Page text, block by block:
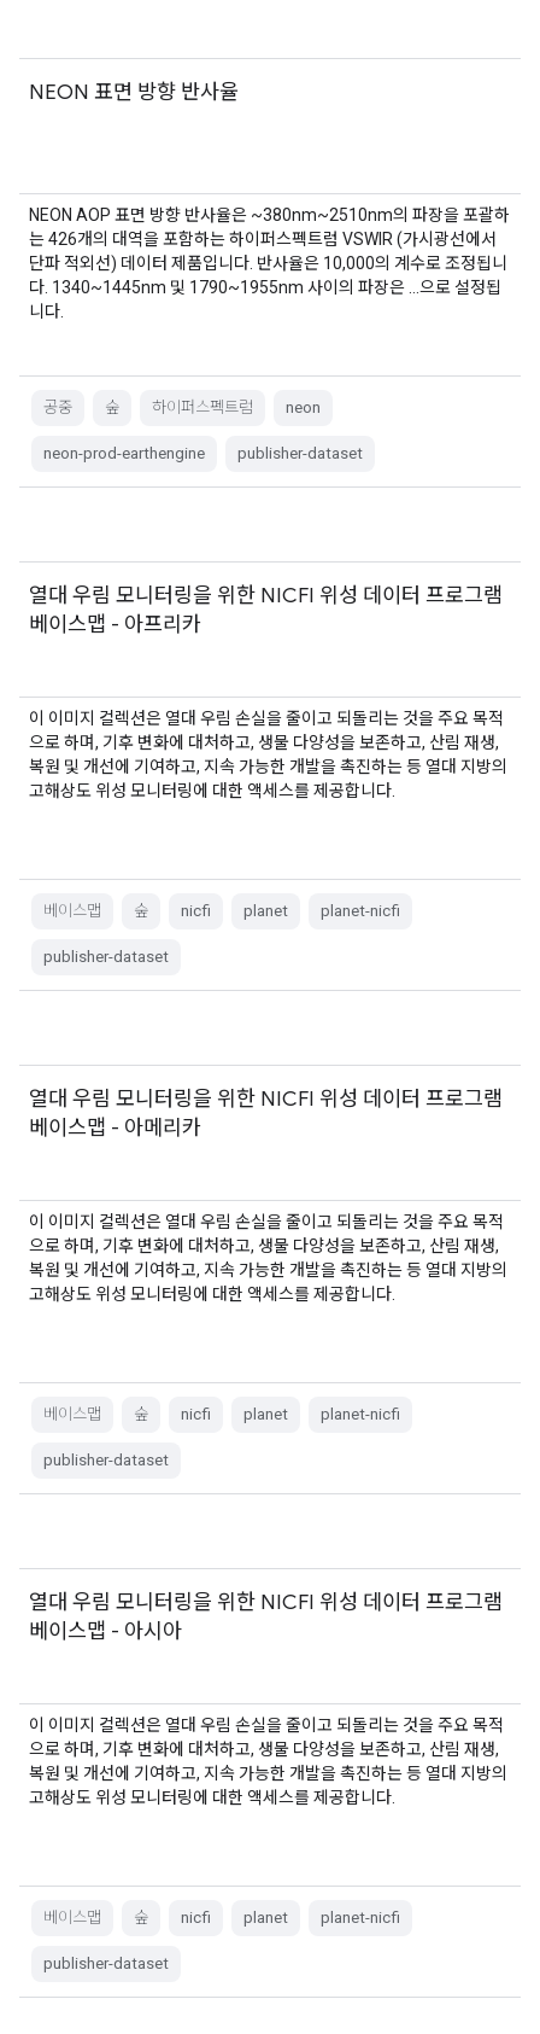
NEON 표면 방향 반사율
NEON AOP 표면 방향 반사율은 ~380nm~2510nm의 파장을 포괄하
는 426개의 대역을 포함하는 하이퍼스펙트럼 VSWIR (가시광선에서
단파 적외선) 데이터 제품입니다. 반사율은 10,000의 계수로 조정됩니
다. 1340~1445nm 및 1790~1955nm 사이의 파장은 …으로 설정됩
니다.
공중 숲 하이퍼스펙트럼 neon
neon-prod-earthengine publisher-dataset
열대 우림 모니터링을 위한 NICFI 위성 데이터 프로그램
베이스맵 - 아프리카
이 이미지 컬렉션은 열대 우림 손실을 줄이고 되돌리는 것을 주요 목적
으로 하며, 기후 변화에 대처하고, 생물 다양성을 보존하고, 산림 재생,
복원 및 개선에 기여하고, 지속 가능한 개발을 촉진하는 등 열대 지방의
고해상도 위성 모니터링에 대한 액세스를 제공합니다.
베이스맵 숲 nicfi planet planet-nicfi
publisher-dataset
열대 우림 모니터링을 위한 NICFI 위성 데이터 프로그램
베이스맵 - 아메리카
이 이미지 컬렉션은 열대 우림 손실을 줄이고 되돌리는 것을 주요 목적
으로 하며, 기후 변화에 대처하고, 생물 다양성을 보존하고, 산림 재생,
복원 및 개선에 기여하고, 지속 가능한 개발을 촉진하는 등 열대 지방의
고해상도 위성 모니터링에 대한 액세스를 제공합니다.
베이스맵 숲 nicfi planet planet-nicfi
publisher-dataset
열대 우림 모니터링을 위한 NICFI 위성 데이터 프로그램
베이스맵 - 아시아
이 이미지 컬렉션은 열대 우림 손실을 줄이고 되돌리는 것을 주요 목적
으로 하며, 기후 변화에 대처하고, 생물 다양성을 보존하고, 산림 재생,
복원 및 개선에 기여하고, 지속 가능한 개발을 촉진하는 등 열대 지방의
고해상도 위성 모니터링에 대한 액세스를 제공합니다.
베이스맵 숲 nicfi planet planet-nicfi
publisher-dataset